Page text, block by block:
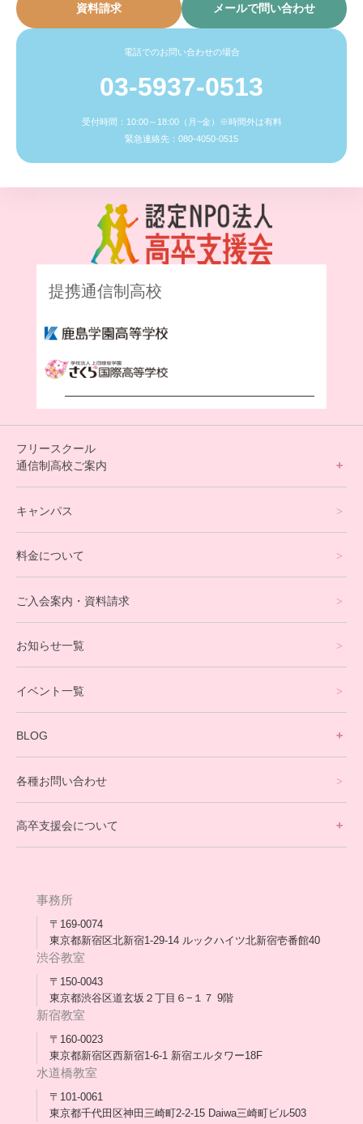
資料請求 メールで問い合わせ
電話でのお問い合わせの場合
03-5937-0513
受付時間：10:00～18:00（月~金）※時間外は有料
緊急連絡先：080-4050-0515
提携通信制高校
フリースクール
通信制高校ご案内
オンラインコース
eスポーツコース
就労支援コース
英会話・海外留学コース
寮生活サポート
卒業生の今
[家庭訪問カウンセリング]
キャンパス
料金について
ご入会案内・資料請求
お知らせ一覧
イベント一覧
BLOG
保護者交流だより一覧
会長コラム一覧
各種お問い合わせ
高卒支援会について
メディア出演
スタッフ紹介
合格・進路実績
協力団体
理事長・会長あいさつ
事務所
〒169-0074
東京都新宿区北新宿1-29-14 ルックハイツ北新宿壱番館40
渋谷教室
〒150-0043
東京都渋谷区道玄坂２丁目６−１７ 9階
新宿教室
〒160-0023
東京都新宿区西新宿1-6-1 新宿エルタワー18F
水道橋教室
〒101-0061
東京都千代田区神田三崎町2-2-15 Daiwa三崎町ビル503